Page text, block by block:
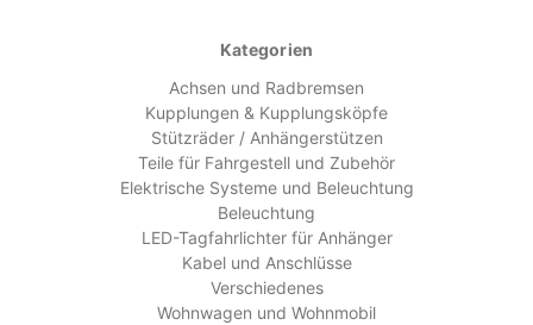
Kategorien
Achsen und Radbremsen
Kupplungen & Kupplungsköpfe
Stützräder / Anhängerstützen
Teile für Fahrgestell und Zubehör
Elektrische Systeme und Beleuchtung
Beleuchtung
LED-Tagfahrlichter für Anhänger
Kabel und Anschlüsse
Verschiedenes
Wohnwagen und Wohnmobil